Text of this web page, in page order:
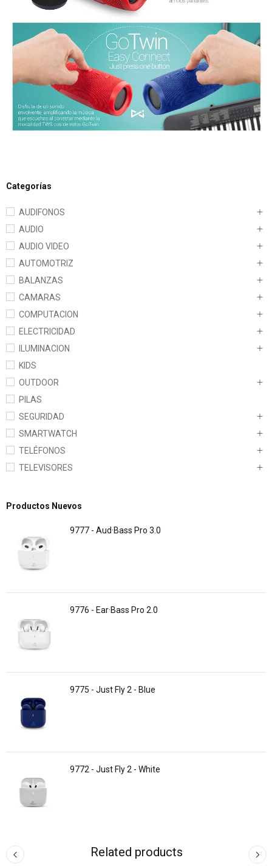
Categorías
AUDIFONOS
AUDIO
AUDIO VIDEO
AUTOMOTRIZ
BALANZAS
CAMARAS
COMPUTACION
ELECTRICIDAD
ILUMINACION
KIDS
OUTDOOR
PILAS
SEGURIDAD
SMARTWATCH
TELÉFONOS
TELEVISORES
Productos Nuevos
9777 - Aud·Bass Pro 3.0
9776 - Ear·Bass Pro 2.0
9775 - Just Fly 2 - Blue
9772 - Just Fly 2 - White
Related products